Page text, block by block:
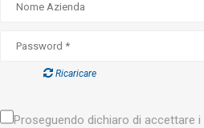
Ricaricare
Proseguendo dichiaro di accettare i